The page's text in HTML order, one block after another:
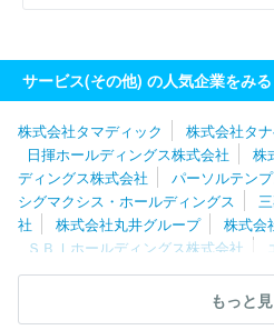
サービス(その他) の人気企業をみる
株式会社タマディック
株式会社タ
日揮ホールディングス株式会社
株
ディングス株式会社
パーソルテン
シグマクシス・ホールディングス
社
株式会社丸井グループ
株式会
ＳＢＩホールディングス株式会社
ィット・ワン
株式会社レイヤーズ
ディップ株式会社 株
カルシステム株式会社
もっと